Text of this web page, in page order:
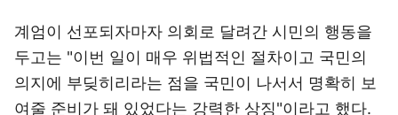
계엄이 선포되자마자 의회로 달려간 시민의 행동을
두고는 "이번 일이 매우 위법적인 절차이고 국민의
의지에 부딪히리라는 점을 국민이 나서서 명확히 보
여줄 준비가 돼 있었다는 강력한 상징"이라고 했다.